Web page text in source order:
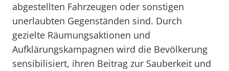
abgestellten Fahrzeugen oder sonstigen
unerlaubten Gegenständen sind. Durch
gezielte Räumungsaktionen und
Aufklärungskampagnen wird die Bevölkerung
sensibilisiert, ihren Beitrag zur Sauberkeit und